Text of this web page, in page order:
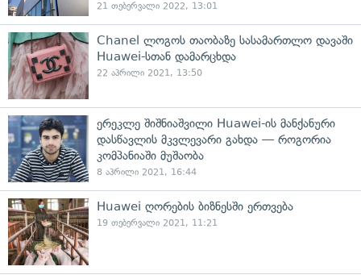
21 თებერვალი 2022, 13:01
Chanel ლოგოს თაობაზე სასამართლო დავაში
Huawei-სთან დამარცხდა
22 აპრილი 2021, 13:50
ერეკლე შიშნიაშვილი Huawei-ის მანქანური
დასწავლის მკვლევარი გახდა — როგორია
კომპანიაში მუშაობა
8 აპრილი 2021, 16:44
Huawei ღორების ბიზნესში ერთვება
19 თებერვალი 2021, 11:21